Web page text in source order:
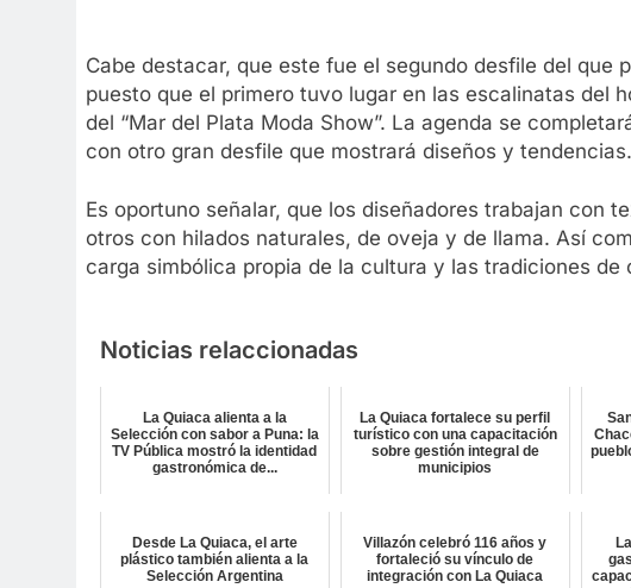
Cabe destacar, que este fue el segundo desfile del que
puesto que el primero tuvo lugar en las escalinatas del
del “Mar del Plata Moda Show”. La agenda se
con otro gran desfile que mostrará diseños y tendencias.
Es oportuno señalar, que los diseñadores trabajan con
otros con hilados naturales, de oveja y de llama. Así
carga simbólica propia de la cultura y las tradiciones de
Noticias relaccionadas
La Quiaca alienta a la
Selección con sabor a Puna: la
TV Pública mostró la identidad
gastronómica de...
La Quiaca fortalece su perfil
turístico con una capacitación
sobre gestión integral de
municipios
Desde La Quiaca, el arte
plástico también alienta a la
Selección Argentina
Villazón celebró 116 años y
fortaleció su vínculo de
integración con La Quiaca